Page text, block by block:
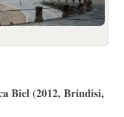
Biel (2012, Brindisi,